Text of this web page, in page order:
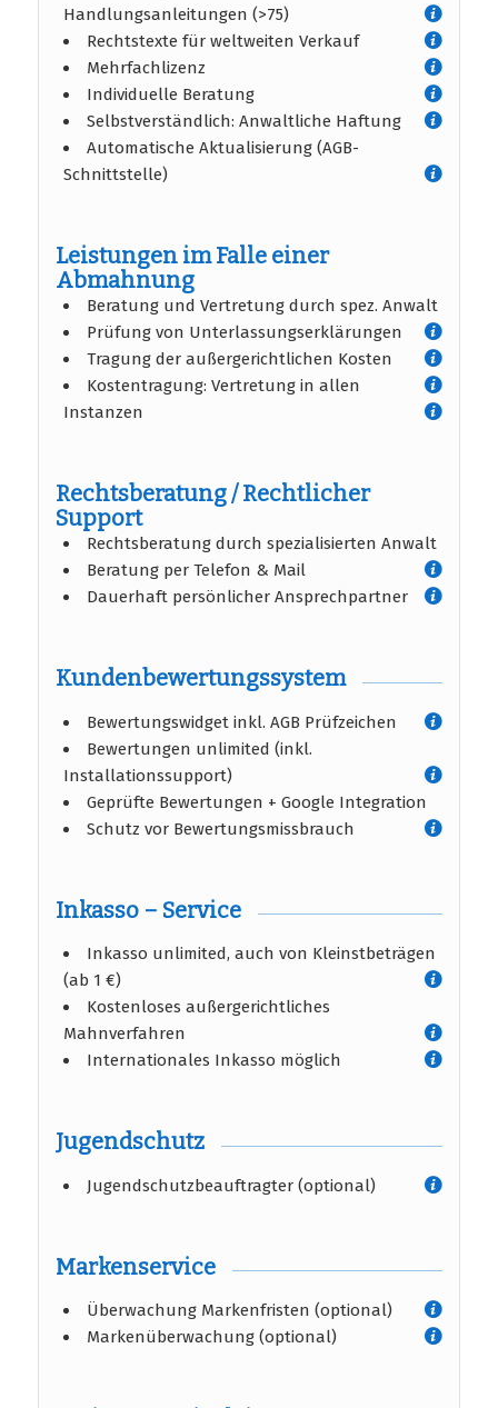
Handlungsanleitungen (>75)
Rechtstexte für weltweiten Verkauf
Mehrfachlizenz
Individuelle Beratung
Selbstverständlich: Anwaltliche Haftung
Automatische Aktualisierung (AGB-
Schnittstelle)
Leistungen im Falle einer
Abmahnung
Beratung und Vertretung durch spez. Anwalt
Prüfung von Unterlassungserklärungen
Tragung der außergerichtlichen Kosten
Kostentragung: Vertretung in allen
Instanzen
Rechtsberatung / Rechtlicher
Support
Rechtsberatung durch spezialisierten Anwalt
Beratung per Telefon & Mail
Dauerhaft persönlicher Ansprechpartner
Kundenbewertungssystem
Bewertungswidget inkl. AGB Prüfzeichen
Bewertungen unlimited (inkl.
Installationssupport)
Geprüfte Bewertungen + Google Integration
Schutz vor Bewertungsmissbrauch
Inkasso – Service
Inkasso unlimited, auch von Kleinstbeträgen
(ab 1 €)
Kostenloses außergerichtliches
Mahnverfahren
Internationales Inkasso möglich
Jugendschutz
Jugendschutzbeauftragter (optional)
Markenservice
Überwachung Markenfristen (optional)
Markenüberwachung (optional)